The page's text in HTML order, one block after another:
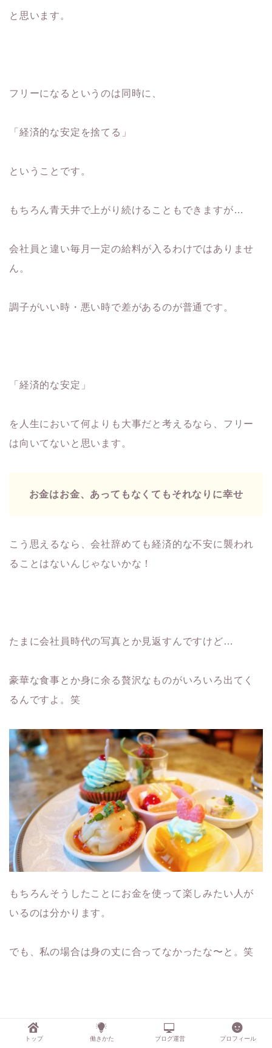
と思います。
フリーになるというのは同時に、
「経済的な安定を捨てる」
ということです。
もちろん青天井で上がり続けることもできますが…
会社員と違い毎月一定の給料が入るわけではありませ
ん。
調子がいい時・悪い時で差があるのが普通です。
「経済的な安定」
を人生において何よりも大事だと考えるなら、フリー
は向いてないと思います。
お金はお金、あってもなくてもそれなりに幸せ
こう思えるなら、会社辞めても経済的な不安に襲われ
ることはないんじゃないかな！
たまに会社員時代の写真とか見返すんですけど…
豪華な食事とか身に余る贅沢なものがいろいろ出てく
るんですよ。笑
もちろんそうしたことにお金を使って楽しみたい人が
いるのは分かります。
でも、私の場合は身の丈に合ってなかったな〜と。笑
周りに合わせて贅沢ランチを食べる必要もないし、だ
トップ 働きかた ブログ運営 プロフィール